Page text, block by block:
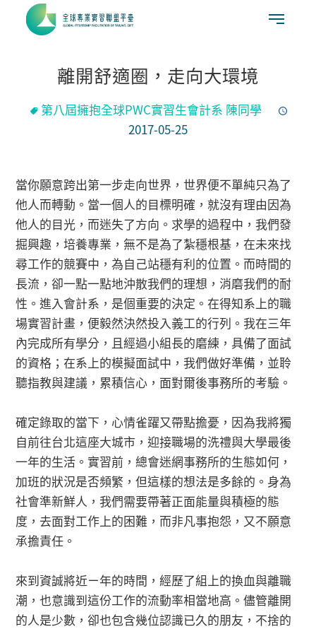
離開舒適圈，走向大環境
第八屆擁抱全球PWC實習生會計系 陳同學
2017-05-25
當你願意跨出第一步走向世界，世界便不單純只為了
他人而轉動。當一個人的目標明確，就沒有理由因為
他人的目光，而迷失了方向。求學的過程中，我們發
掘興趣，培養專業，無不是為了紮穩根基，在未來找
尋工作的競賽中，為自己站穩有利的位置。而時間的
長流，卻一點一點地沖散我們的理想，消磨我們的耐
性。進入會計系，是個重要的決定。在得知系上的職
場實習計畫，便毅然決然投入義工的行列。我在三年
內完成所有學分，且經過小組長的磨練，具備了面試
的資格；在系上的模擬面試中，我們做好準備，並聆
聽指教與建議，累積信心，面對爾後事務所的考驗。
確定錄取的當下，心情雀躍又帶點擔憂，因為我將獨
自前往台北這座大城市，迎接職場的洗禮與大學最後
一年的生活。實習前，總會迷網事務所的生態如何，
加班的狀況是否頻繁，但這樣的想法是多餘的。身為
社會準新鮮人，我們需要帶著正面能量與積極的態
度，去面對工作上的困難，而非凡事抱怨，又不願意
承擔責任。
來到資誠將近ㄧ年的時間，經歷了組上的換血與離職
潮，也意識到這份工作的流動率相當地高。儘管離開
的人是少數，卻也包含幾位認識已久的朋友，不捨的